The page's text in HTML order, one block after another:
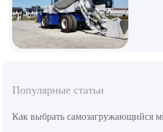
Популярные статьи